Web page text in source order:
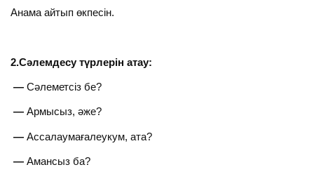
Анама айтып өкпесін.
2.Сәлемдесу түрлерін атау:
—Сәлеметсіз бе?
— Армысыз, әже?
— Ассалаумағалеукум, ата?
— Амансыз ба?